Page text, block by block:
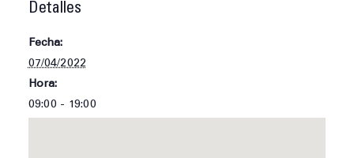
Detalles
Fecha:
07/04/2022
Hora:
09:00 - 19:00